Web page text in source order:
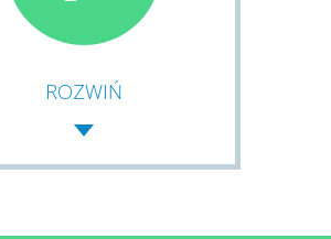
ROZWIŃ